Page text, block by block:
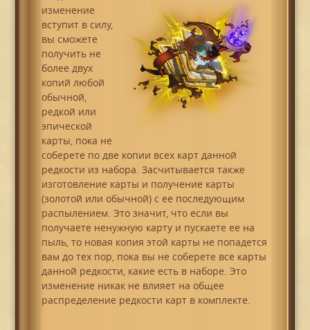
изменение
вступит в силу,
вы сможете
получить не
более двух
копий любой
обычной,
редкой или
эпической
карты, пока не
соберете по две копии всех карт данной
редкости из набора. Засчитывается также
изготовление карты и получение карты
(золотой или обычной) с ее последующим
распылением. Это значит, что если вы
получаете ненужную карту и пускаете ее на
пыль, то новая копия этой карты не попадется
вам до тех пор, пока вы не соберете все карты
данной редкости, какие есть в наборе. Это
изменение никак не влияет на общее
распределение редкости карт в комплекте.